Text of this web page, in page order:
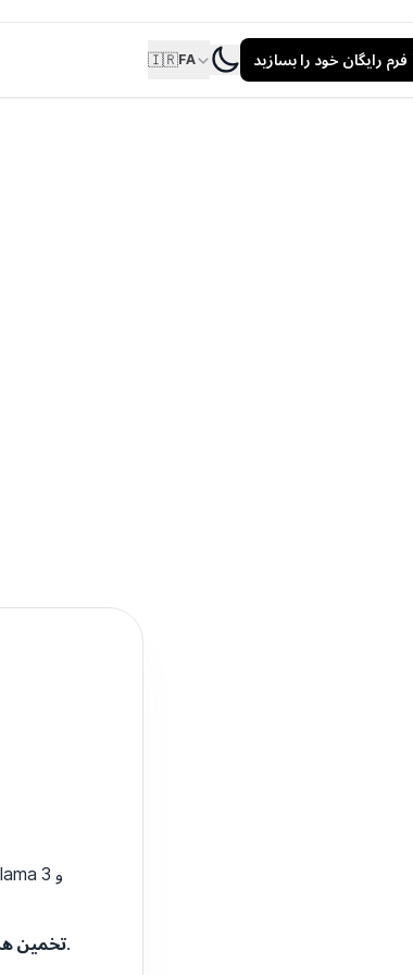
🇮🇷FA فرم رایگان خود را بسازید
تخمین: هزینه‌های ورودی/خروجی را برای مدل‌های مختلف به طور خودکار تخمین زده و مقایسه کنید.